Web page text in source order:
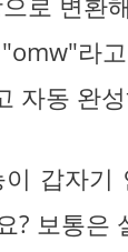
라
자동 완
갑자기
? 보통은